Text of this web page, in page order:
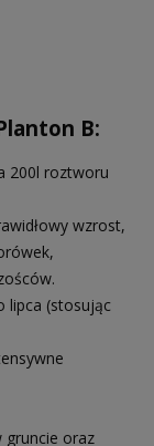
B:
200l roztworu
wzrost,
lipca (stosując
gruncie oraz